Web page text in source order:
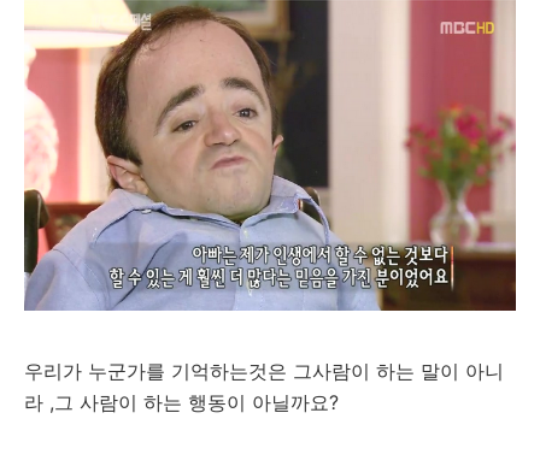
우리가 누군가를 기억하는것은 그사람이 하는 말이 아니
라 ,그 사람이 하는 행동이 아닐까요?